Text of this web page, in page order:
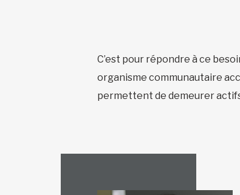
C’est pour répondre à ce
organisme communautaire
permettent de demeurer